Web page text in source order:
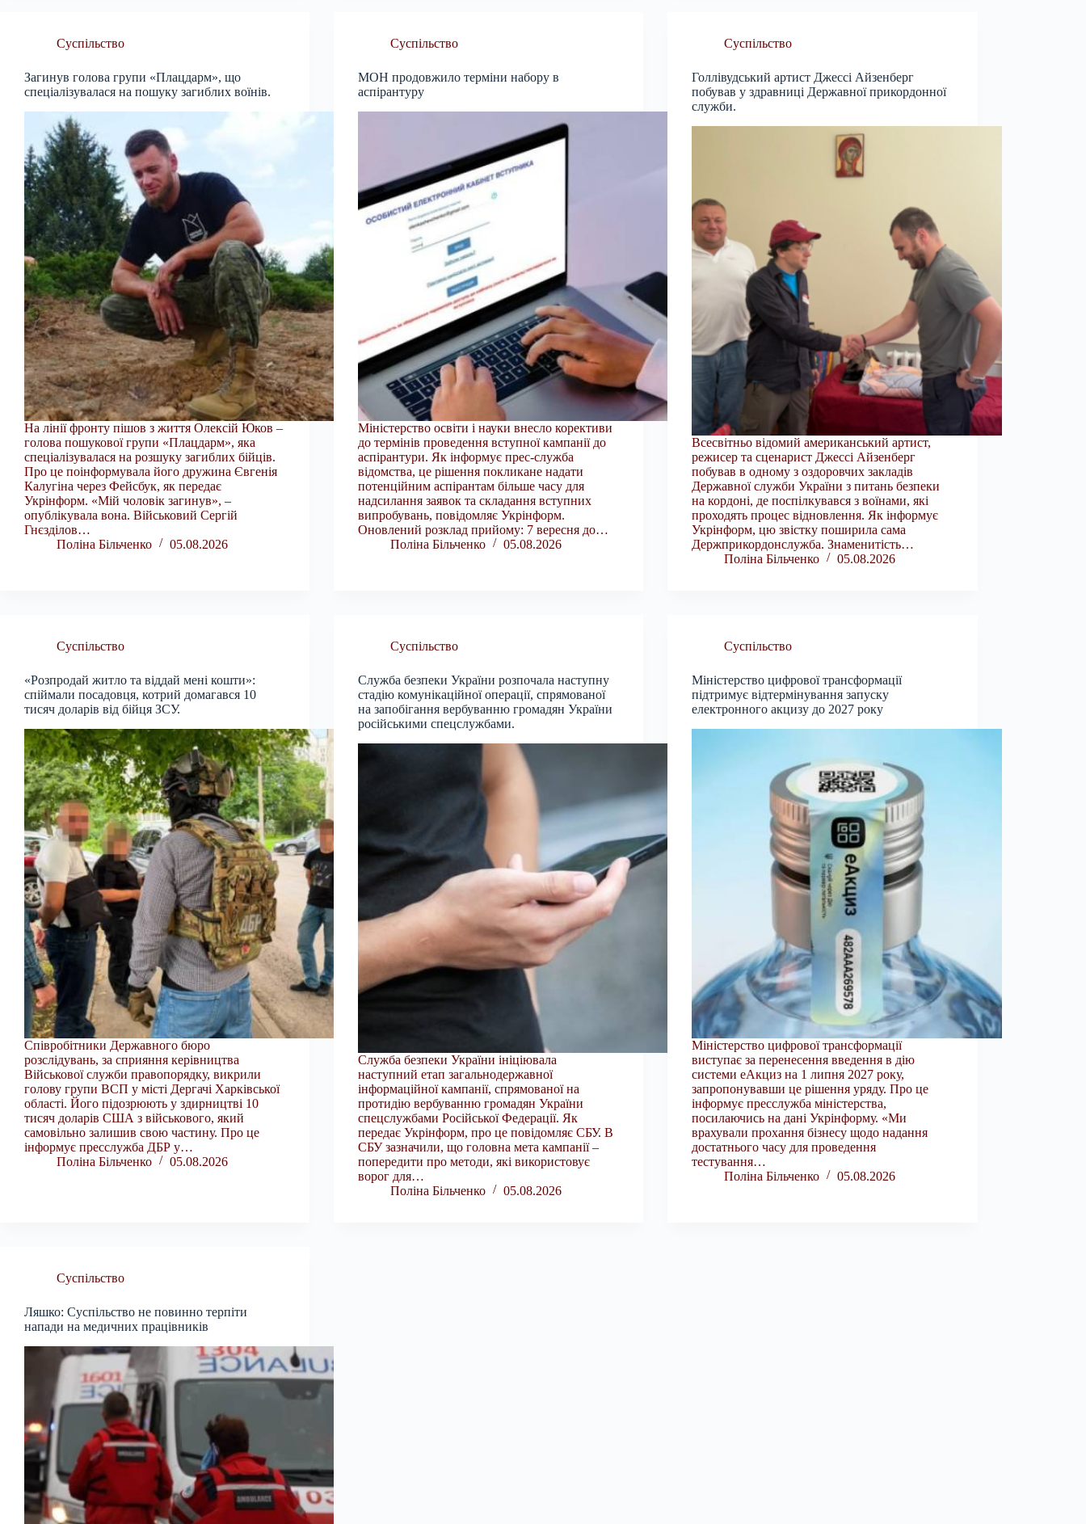
Суспільство
Загинув голова групи «Плацдарм», що
спеціалізувалася на пошуку загиблих воїнів.
На лінії фронту пішов з життя Олексій Юков –
голова пошукової групи «Плацдарм», яка
спеціалізувалася на розшуку загиблих бійців.
Про це поінформувала його дружина Євгенія
Калугіна через Фейсбук, як передає
Укрінформ. «Мій чоловік загинув», –
опублікувала вона. Військовий Сергій
Гнєзділов…
Поліна Більченко
05.08.2026
Суспільство
МОН продовжило терміни набору в
аспірантуру
Міністерство освіти і науки внесло корективи
до термінів проведення вступної кампанії до
аспірантури. Як інформує прес-служба
відомства, це рішення покликане надати
потенційним аспірантам більше часу для
надсилання заявок та складання вступних
випробувань, повідомляє Укрінформ.
Оновлений розклад прийому: 7 вересня до…
Поліна Більченко
05.08.2026
Суспільство
Голлівудський артист Джессі Айзенберг
побував у здравниці Державної прикордонної
служби.
Всесвітньо відомий американський артист,
режисер та сценарист Джессі Айзенберг
побував в одному з оздоровчих закладів
Державної служби України з питань безпеки
на кордоні, де поспілкувався з воїнами, які
проходять процес відновлення. Як інформує
Укрінформ, цю звістку поширила сама
Держприкордонслужба. Знаменитість…
Поліна Більченко
05.08.2026
Суспільство
«Розпродай житло та віддай мені кошти»:
спіймали посадовця, котрий домагався 10
тисяч доларів від бійця ЗСУ.
Співробітники Державного бюро
розслідувань, за сприяння керівництва
Військової служби правопорядку, викрили
голову групи ВСП у місті Дергачі Харківської
області. Його підозрюють у здирництві 10
тисяч доларів США з військового, який
самовільно залишив свою частину. Про це
інформує пресслужба ДБР у…
Поліна Більченко
05.08.2026
Суспільство
Служба безпеки України розпочала наступну
стадію комунікаційної операції, спрямованої
на запобігання вербуванню громадян України
російськими спецслужбами.
Служба безпеки України ініціювала
наступний етап загальнодержавної
інформаційної кампанії, спрямованої на
протидію вербуванню громадян України
спецслужбами Російської Федерації. Як
передає Укрінформ, про це повідомляє СБУ. В
СБУ зазначили, що головна мета кампанії –
попередити про методи, які використовує
ворог для…
Поліна Більченко
05.08.2026
Суспільство
Міністерство цифрової трансформації
підтримує відтермінування запуску
електронного акцизу до 2027 року
Міністерство цифрової трансформації
виступає за перенесення введення в дію
системи еАкциз на 1 липня 2027 року,
запропонувавши це рішення уряду. Про це
інформує пресслужба міністерства,
посилаючись на дані Укрінформу. «Ми
врахували прохання бізнесу щодо надання
достатнього часу для проведення
тестування…
Поліна Більченко
05.08.2026
Суспільство
Ляшко: Суспільство не повинно терпіти
напади на медичних працівників